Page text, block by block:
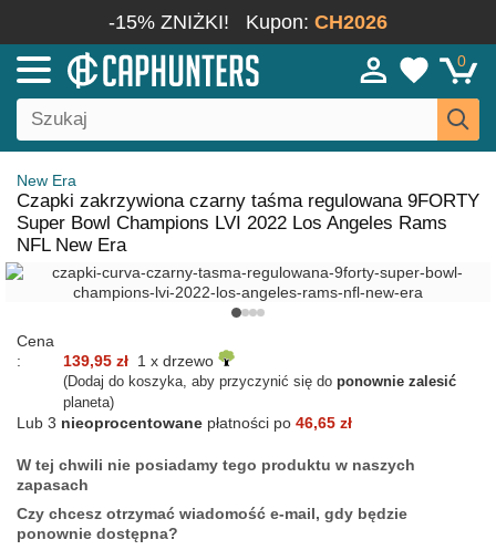
-15% ZNIŻKI! Kupon: CH2026
0
New Era
Czapki zakrzywiona czarny taśma regulowana 9FORTY
Super Bowl Champions LVI 2022 Los Angeles Rams
NFL New Era
Cena
:
139,95 zł 1 x drzewo
(Dodaj do koszyka, aby przyczynić się do ponownie zalesić
planeta)
Lub 3 nieoprocentowane płatności po 46,65 zł
W tej chwili nie posiadamy tego produktu w naszych
zapasach
Czy chcesz otrzymać wiadomość e-mail, gdy będzie
ponownie dostępna?